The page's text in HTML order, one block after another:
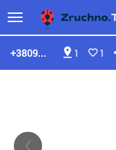
1 1
+3809...